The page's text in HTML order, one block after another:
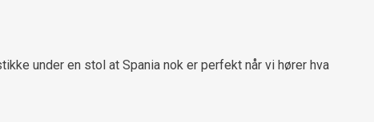
under en stol at Spania nok er perfekt når vi hører hva